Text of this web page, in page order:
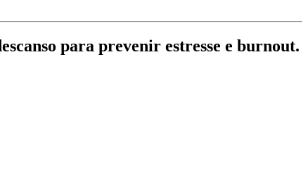
para prevenir estresse e burnout.